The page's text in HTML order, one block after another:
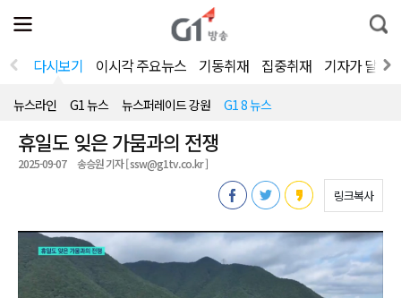
전
체
뉴
열
통
합
색
다시보기 이시각 주요뉴스 기동취재 집중취재 기자가 달려
뉴스라인 G1 뉴스 뉴스퍼레이드 강원 G1 8 뉴스
휴일도 잊은 가뭄과의 전쟁
2025-09-07 송승원 기자 [ ssw@g1tv.co.kr ]
링크복사